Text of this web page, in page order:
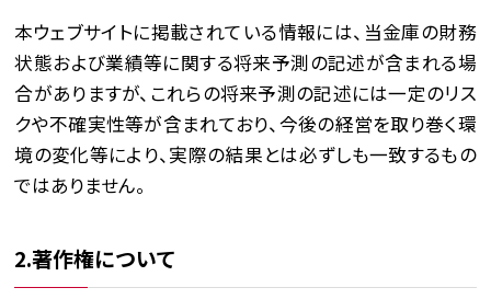
本ウェブサイトに掲載されている情報には、当金庫の財務
状態および業績等に関する将来予測の記述が含まれる場
合がありますが、これらの将来予測の記述には一定のリス
クや不確実性等が含まれており、今後の経営を取り巻く環
境の変化等により、実際の結果とは必ずしも一致するもの
ではありません。
2.著作権について